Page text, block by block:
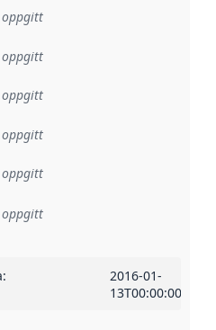
:
2016-01-
13T00:00:00Z